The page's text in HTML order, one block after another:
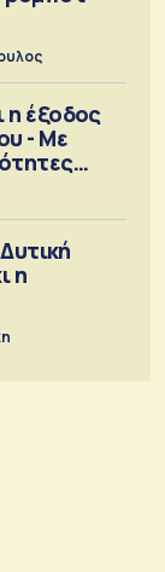
η έξοδος
- Με
η